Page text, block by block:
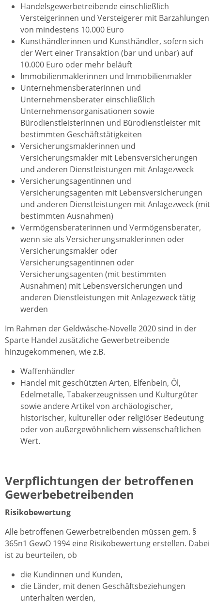
Handelsgewerbetreibende einschließlich
Versteigerinnen und Versteigerer mit Barzahlungen
von mindestens 10.000 Euro
Kunsthändlerinnen und Kunsthändler, sofern sich
der Wert einer Transaktion (bar und unbar) auf
10.000 Euro oder mehr beläuft
Immobilienmaklerinnen und Immobilienmakler
Unternehmensberaterinnen und
Unternehmensberater einschließlich
Unternehmensorganisationen sowie
Bürodienstleisterinnen und Bürodienstleister mit
bestimmten Geschäftstätigkeiten
Versicherungsmaklerinnen und
Versicherungsmakler mit Lebensversicherungen
und anderen Dienstleistungen mit Anlagezweck
Versicherungsagentinnen und
Versicherungsagenten mit Lebensversicherungen
und anderen Dienstleistungen mit Anlagezweck (mit
bestimmten Ausnahmen)
Vermögensberaterinnen und Vermögensberater,
wenn sie als Versicherungsmaklerinnen oder
Versicherungsmakler oder
Versicherungsagentinnen oder
Versicherungsagenten (mit bestimmten
Ausnahmen) mit Lebensversicherungen und
anderen Dienstleistungen mit Anlagezweck tätig
werden
Im Rahmen der Geldwäsche-Novelle 2020 sind in der
Sparte Handel zusätzliche Gewerbetreibende
hinzugekommenen, wie z.B.
Waffenhändler
Handel mit geschützten Arten, Elfenbein, Öl,
Edelmetalle, Tabakerzeugnissen und Kulturgüter
sowie andere Artikel von archäologischer,
historischer, kultureller oder religiöser Bedeutung
oder von außergewöhnlichem wissenschaftlichen
Wert.
Verpflichtungen der betroffenen
Gewerbebetreibenden
Risikobewertung
Alle betroffenen Gewerbetreibenden müssen gem. §
365n1 GewO 1994 eine Risikobewertung erstellen. Dabei
ist zu beurteilen, ob
die Kundinnen und Kunden,
die Länder, mit denen Geschäftsbeziehungen
unterhalten werden,